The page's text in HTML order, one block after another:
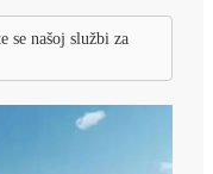
se našoj službi za